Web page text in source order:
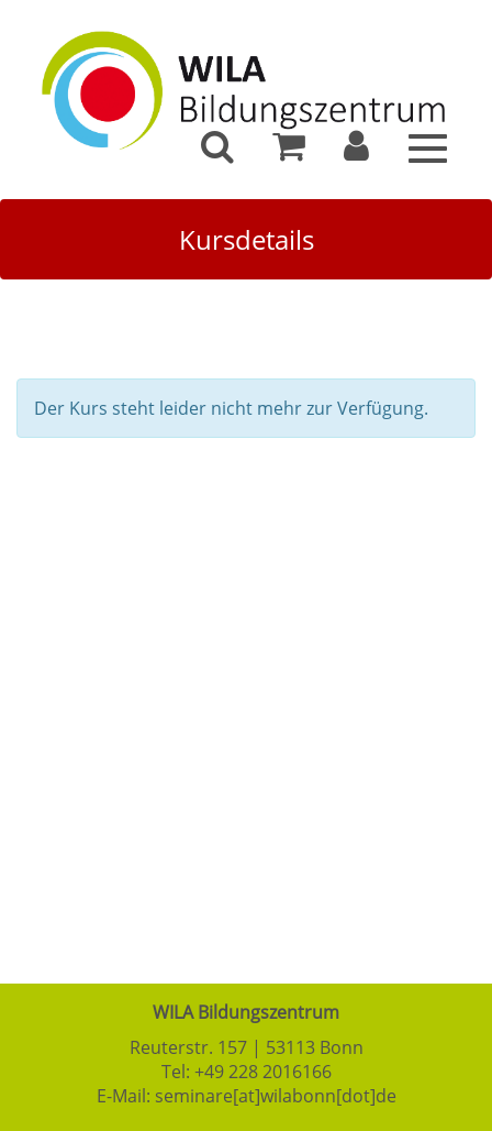
Toggle
Kursdetails
Der Kurs steht leider nicht mehr zur Verfügung.
WILA Bildungszentrum
Reuterstr. 157 | 53113 Bonn
Tel: +49 228 2016166
E-Mail: seminare[at]wilabonn[dot]de